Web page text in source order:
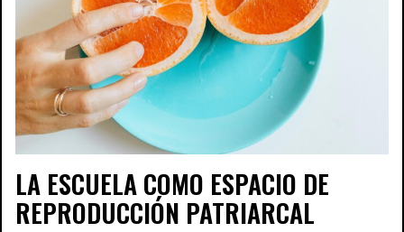
LA ESCUELA COMO ESPACIO DE
REPRODUCCIÓN PATRIARCAL